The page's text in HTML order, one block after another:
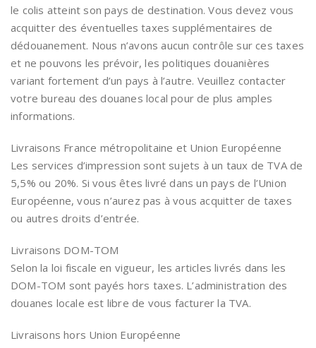
le colis atteint son pays de destination. Vous devez vous
acquitter des éventuelles taxes supplémentaires de
dédouanement. Nous n’avons aucun contrôle sur ces taxes
et ne pouvons les prévoir, les politiques douanières
variant fortement d’un pays à l’autre. Veuillez contacter
votre bureau des douanes local pour de plus amples
informations.
Livraisons France métropolitaine et Union Européenne
Les services d’impression sont sujets à un taux de TVA de
5,5% ou 20%. Si vous êtes livré dans un pays de l’Union
Européenne, vous n’aurez pas à vous acquitter de taxes
ou autres droits d’entrée.
Livraisons DOM-TOM
Selon la loi fiscale en vigueur, les articles livrés dans les
DOM-TOM sont payés hors taxes. L’administration des
douanes locale est libre de vous facturer la TVA.
Livraisons hors Union Européenne